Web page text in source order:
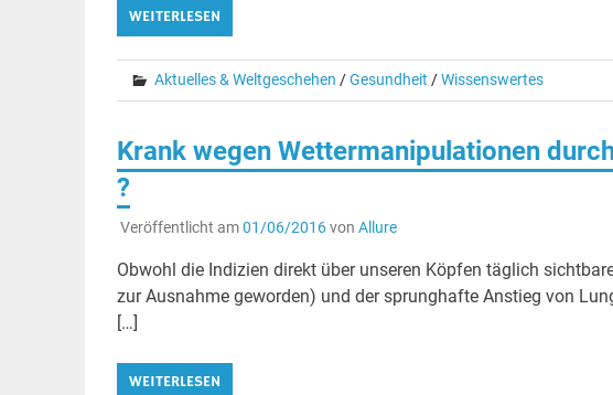
WEITERLESEN
Aktuelles & Weltgeschehen /Gesundheit /Wissenswertes
Krank wegen Wettermanipulationen
?
Veröffentlicht am01/06/2016von Allure
Obwohl die Indizien direkt über unseren Köpfen täglich
zur Ausnahme geworden) und der sprunghafte Anstieg von
[…]
WEITERLESEN